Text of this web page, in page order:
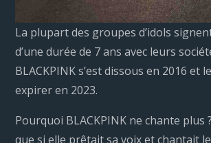
La plupart des groupes d’idols
d’une durée de 7 ans avec leurs
BLACKPINK s’est dissous en 2016 et
expirer en 2023.
Pourquoi BLACKPINK ne chante plus
que si elle prêtait sa voix et chantait